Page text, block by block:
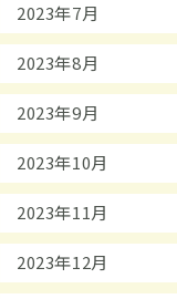
2023年7月
2023年8月
2023年9月
2023年10月
2023年11月
2023年12月